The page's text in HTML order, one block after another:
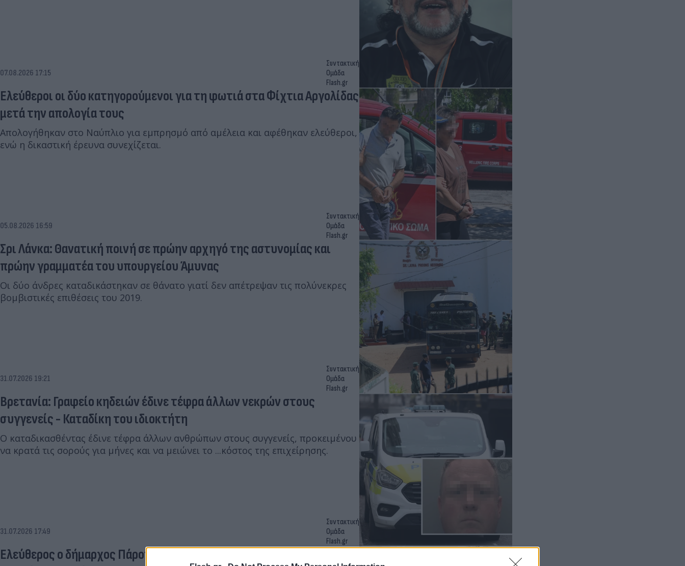
07.08.2026 17:15
Συντακτική
Ομάδα
Flash.gr
Ελεύθεροι οι δύο κατηγορούμενοι για τη φωτιά στα Φίχτια Αργολίδας
μετά την απολογία τους
Απολογήθηκαν στο Ναύπλιο για εμπρησμό από αμέλεια και αφέθηκαν ελεύθεροι,
ενώ η δικαστική έρευνα συνεχίζεται.
05.08.2026 16:59
Συντακτική
Ομάδα
Flash.gr
Σρι Λάνκα: Θανατική ποινή σε πρώην αρχηγό της αστυνομίας και
πρώην γραμματέα του υπουργείου Άμυνας
Οι δύο άνδρες καταδικάστηκαν σε θάνατο γιατί δεν απέτρεψαν τις πολύνεκρες
βομβιστικές επιθέσεις του 2019.
31.07.2026 19:21
Συντακτική
Ομάδα
Flash.gr
Βρετανία: Γραφείο κηδειών έδινε τέφρα άλλων νεκρών στους
συγγενείς - Καταδίκη του ιδιοκτήτη
Ο καταδικασθέντας έδινε τέφρα άλλων ανθρώπων στους συγγενείς, προκειμένου
να κρατά τις σορούς για μήνες και να μειώνει το ...κόστος της επιχείρησης.
31.07.2026 17:49
Συντακτική
Ομάδα
Flash.gr
Ελεύθερος ο δήμαρχος Πάρου και οι άλλοι 3 συλληφθέντες για τη